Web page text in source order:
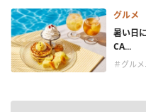
グルメ
暑い日
CA...
＃グル